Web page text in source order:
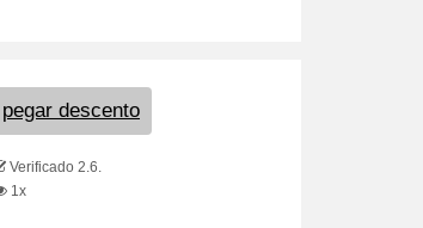
pegar descento
Verificado 2.6.
1x